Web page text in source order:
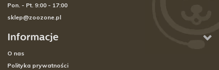
Informacje
O nas
Polityka prywatności
Pon. - Pt. 9:00 - 17:00
sklep@zoozone.pl